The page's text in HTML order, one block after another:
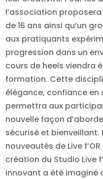
l’association
de 16 ans ainsi qu’un
aux pratiquants
progression dans un
cours de heels viendra
formation. Cette
élégance, confiance en
permettra aux
nouvelle façon
sécurisé et bienveillant.
nouveautés de Live
création du Studio Live
innovant a été imaginé